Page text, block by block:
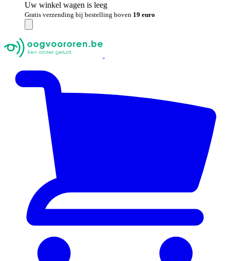
Uw winkel wagen is leeg
Gratis verzending bij bestelling boven 19 euro